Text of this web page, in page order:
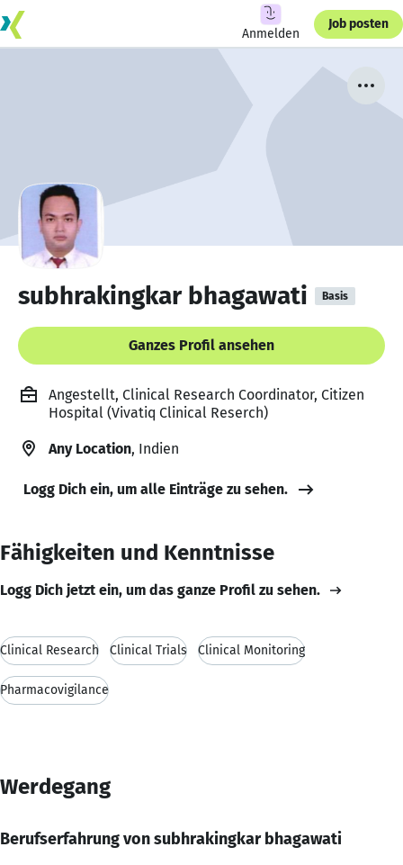
Anmelden
Job posten
subhrakingkar bhagawati Basis
Ganzes Profil ansehen
Angestellt, Clinical Research Coordinator, Citizen
Hospital (Vivatiq Clinical Reserch)
Any Location, Indien
Logg Dich ein, um alle Einträge zu sehen.
Fähigkeiten und Kenntnisse
Logg Dich jetzt ein, um das ganze Profil zu sehen.
Clinical Research Clinical Trials Clinical Monitoring
Pharmacovigilance
Werdegang
Berufserfahrung von subhrakingkar bhagawati